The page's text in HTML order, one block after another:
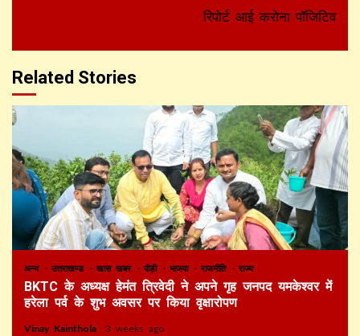
रिपोर्ट आई करोना पॉजिटिव
Related Stories
अन्य उत्तराखण्ड खास खबर पौड़ी भाजपा राजनीति राज्य
BKTC के अध्यक्ष हेमंत त्रिवेदी ने अपने गृह जनपद यमकेश्वर में
हरेला पर्व के शुभ अवसर पर किया वृक्षारोपण
Vinay Kainthola 3 weeks ago